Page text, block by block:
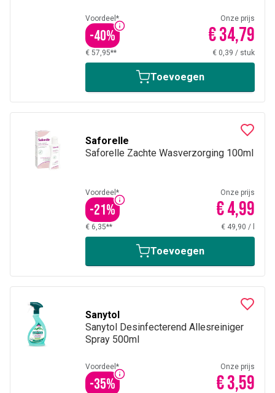
Voordeel*
-40%
Onze prijs
€ 34,79
€ 57,95** € 0,39 / stuk
Toevoegen
Saforelle
Saforelle Zachte Wasverzorging 100ml
Voordeel*
-21%
Onze prijs
€ 4,99
€ 6,35** € 49,90 /
Toevoegen
Sanytol
Sanytol Desinfecterend Allesreiniger
Spray 500ml
Voordeel*
-35%
Onze prijs
€ 3,59